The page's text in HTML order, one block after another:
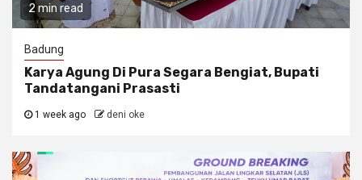
2 min read
Badung
Karya Agung Di Pura Segara Bengiat, Bupati
Tandatangani Prasasti
1 week ago deni oke